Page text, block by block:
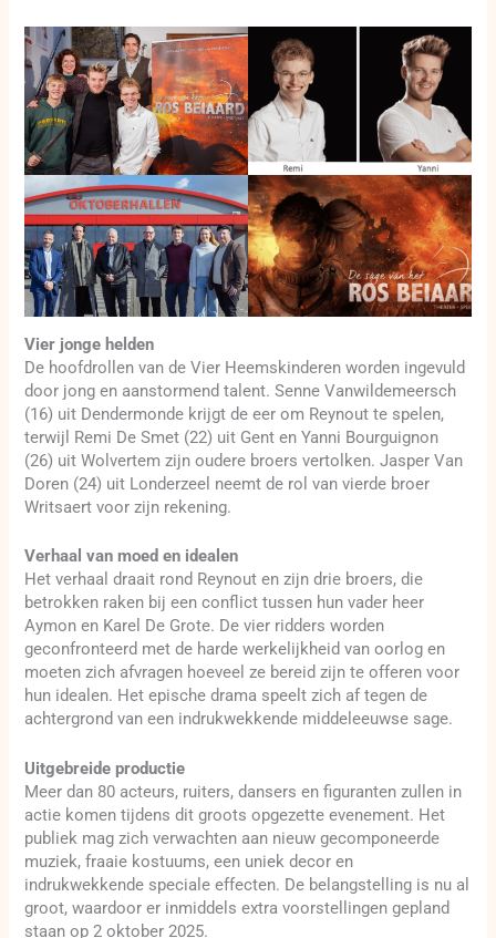
Vier jonge helden
De hoofdrollen van de Vier Heemskinderen worden ingevuld
door jong en aanstormend talent. Senne Vanwildemeersch
(16) uit Dendermonde krijgt de eer om Reynout te spelen,
terwijl Remi De Smet (22) uit Gent en Yanni Bourguignon
(26) uit Wolvertem zijn oudere broers vertolken. Jasper Van
Doren (24) uit Londerzeel neemt de rol van vierde broer
Writsaert voor zijn rekening.
Verhaal van moed en idealen
Het verhaal draait rond Reynout en zijn drie broers, die
betrokken raken bij een conflict tussen hun vader heer
Aymon en Karel De Grote. De vier ridders worden
geconfronteerd met de harde werkelijkheid van oorlog en
moeten zich afvragen hoeveel ze bereid zijn te offeren voor
hun idealen. Het epische drama speelt zich af tegen de
achtergrond van een indrukwekkende middeleeuwse sage.
Uitgebreide productie
Meer dan 80 acteurs, ruiters, dansers en figuranten zullen in
actie komen tijdens dit groots opgezette evenement. Het
publiek mag zich verwachten aan nieuw gecomponeerde
muziek, fraaie kostuums, een uniek decor en
indrukwekkende speciale effecten. De belangstelling is nu al
groot, waardoor er inmiddels extra voorstellingen gepland
staan op 2 oktober 2025.